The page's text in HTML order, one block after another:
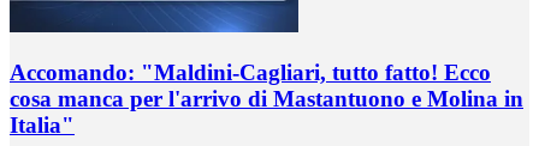
Accomando: "Maldini-Cagliari, tutto fatto! Ecco
cosa manca per l'arrivo di Mastantuono e Molina in
Italia"